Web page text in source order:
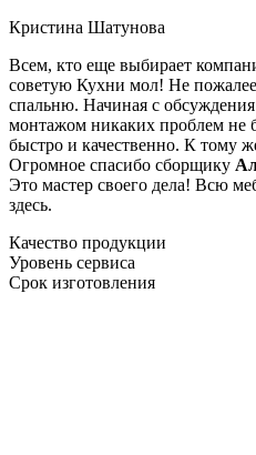
Кристина Шатунова
Всем, кто еще выбирает
советую Кухни мол! Не
спальню. Начиная с обсуждения
монтажом никаких проблем не
быстро и качественно. К тому
Огромное спасибо сборщику
Это мастер своего дела! Всю
здесь.
Качество продукции
Уровень сервиса
Срок изготовления